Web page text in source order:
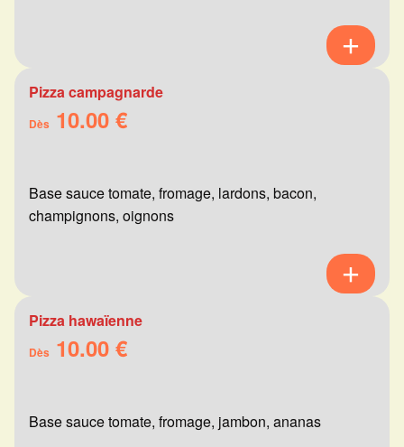
Pizza campagnarde
Dès 10.00 €
Base sauce tomate, fromage, lardons, bacon,
champignons, oignons
Pizza hawaïenne
Dès 10.00 €
Base sauce tomate, fromage, jambon, ananas